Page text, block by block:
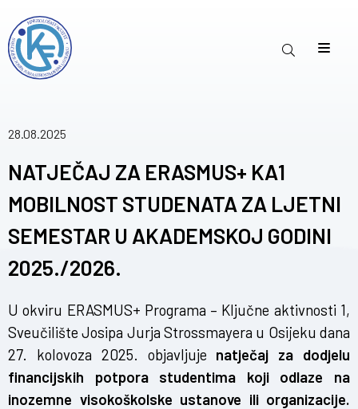
28.08.2025
NATJEČAJ ZA ERASMUS+ KA1
MOBILNOST STUDENATA ZA LJETNI
SEMESTAR U AKADEMSKOJ GODINI
2025./2026.
U okviru ERASMUS+ Programa – Ključne aktivnosti 1,
Sveučilište Josipa Jurja Strossmayera u Osijeku dana
27. kolovoza 2025. objavljuje natječaj za dodjelu
financijskih potpora studentima koji odlaze na
inozemne visokoškolske ustanove ili organizacije.